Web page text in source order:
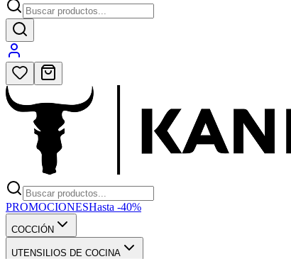
PROMOCIONESHasta -40%
COCCIÓN
UTENSILIOS DE COCINA